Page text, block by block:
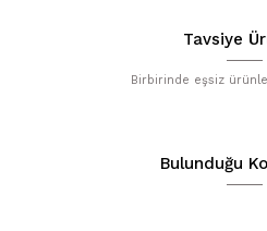
konularda yetersiz gördüğünüz
Görüş ve önerileriniz için teşekkür
Ürün açıklamasında eksik bilgiler
Ürün bilgilerinde hatalar bulunuyor.
Tavsiye
Birbirinde eşsiz
Bulunduğu